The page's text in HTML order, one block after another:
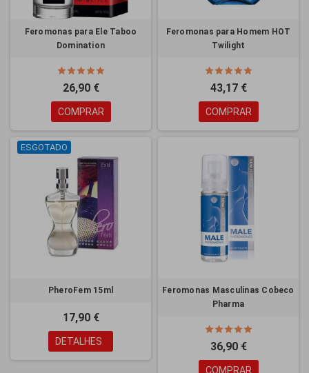
Feromonas para Ele Taboo
Domination
26,90 €
COMPRAR
Feromonas para Homem HOT
Twilight
43,17 €
COMPRAR
ESGOTADO
PheroFem 15ml
17,90 €
DETALHES
Feromonas Masculinas Cobeco
Pharma
36,90 €
COMPRAR